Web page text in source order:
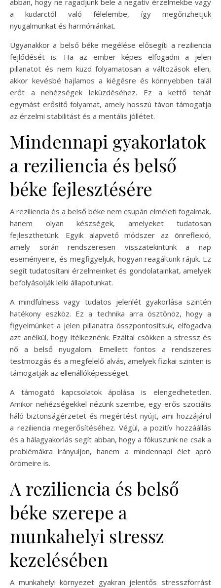
a kudarctól való félelembe, így megőrizhetjük
nyugalmunkat és harmóniánkat.
Ugyanakkor a belső béke megélése elősegíti a reziliencia
fejlődését is. Ha az ember képes elfogadni a jelen
pillanatot és nem küzd folyamatosan a változások ellen,
akkor kevésbé hajlamos a kiégésre és könnyebben talál
erőt a nehézségek leküzdéséhez. Ez a kettő tehát
egymást erősítő folyamat, amely hosszú távon támogatja
az érzelmi stabilitást és a mentális jóllétet.
Mindennapi gyakorlatok
a reziliencia és belső
béke fejlesztésére
A reziliencia és a belső béke nem csupán elméleti fogalmak,
hanem olyan készségek, amelyeket tudatosan
fejleszthetünk. Egyik alapvető módszer az önreflexió,
amely során rendszeresen visszatekintünk a nap
eseményeire, és megfigyeljük, hogyan reagáltunk rájuk. Ez
segít tudatosítani érzelmeinket és gondolatainkat, amelyek
befolyásolják lelki állapotunkat.
A mindfulness vagy tudatos jelenlét gyakorlása szintén
hatékony eszköz. Ez a technika arra ösztönöz, hogy a
figyelmünket a jelen pillanatra összpontosítsuk, elfogadva
azt anélkül, hogy ítélkeznénk. Ezáltal csökken a stressz és
nő a belső nyugalom. Emellett fontos a rendszeres
testmozgás és a megfelelő alvás, amelyek fizikai szinten is
támogatják az ellenállóképességet.
A támogató kapcsolatok ápolása is elengedhetetlen.
Amikor nehézségekkel nézünk szembe, egy erős szociális
háló biztonságérzetet és megértést nyújt, ami hozzájárul
a reziliencia megerősítéséhez. Végül, a pozitív hozzáállás
és a hálagyakorlás segít abban, hogy a fókuszunk ne csak a
problémákra irányuljon, hanem a mindennapi élet apró
örömeire is.
A reziliencia és belső
béke szerepe a
munkahelyi stressz
kezelésében
A munkahelyi környezet gyakran jelentős stresszforrást